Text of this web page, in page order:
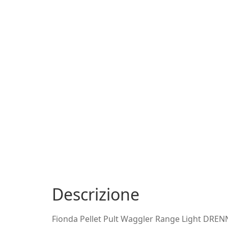
Descrizione
Fionda Pellet Pult Waggler Range Light